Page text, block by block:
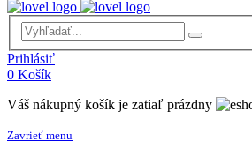
Prihlásiť
0 Košík
Váš nákupný košík je zatiaľ prázdny
Zavrieť menu